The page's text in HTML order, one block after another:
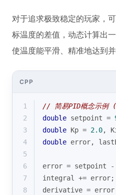
对于追求极致稳定的玩家，
标温度的差值，动态计算出
使温度能平滑、精准地达到并
CPP
1
// 简易PID概念示例 (
2
double setpoint =
3
double Kp = 2.0,
4
double error,
5
6
error = setpoint -
7
integral += error;
8
derivative =